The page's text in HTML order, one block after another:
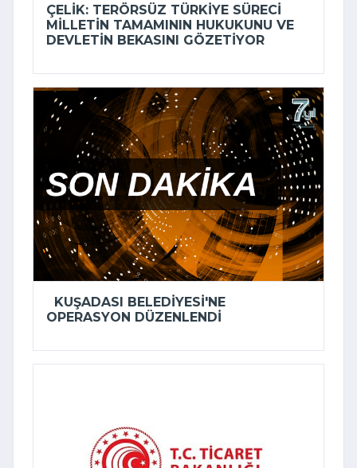
ÇELIK: TERÖRSÜZ TÜRKIYE SÜRECI
MILLETIN TAMAMININ HUKUKUNU VE
DEVLETIN BEKASINI GÖZETIYOR
KUŞADASI BELEDIYESI'NE
OPERASYON DÜZENLENDI